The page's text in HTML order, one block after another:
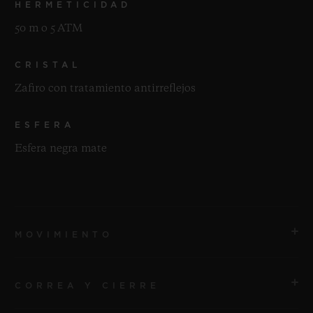
HERMETICIDAD
50 m o 5 ATM
CRISTAL
Zafiro con tratamiento antirreflejos
ESFERA
Esfera negra mate